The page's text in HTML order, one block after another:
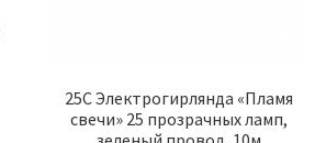
25C Электрогирлянда «Пламя
свечи» 25 прозрачных ламп,